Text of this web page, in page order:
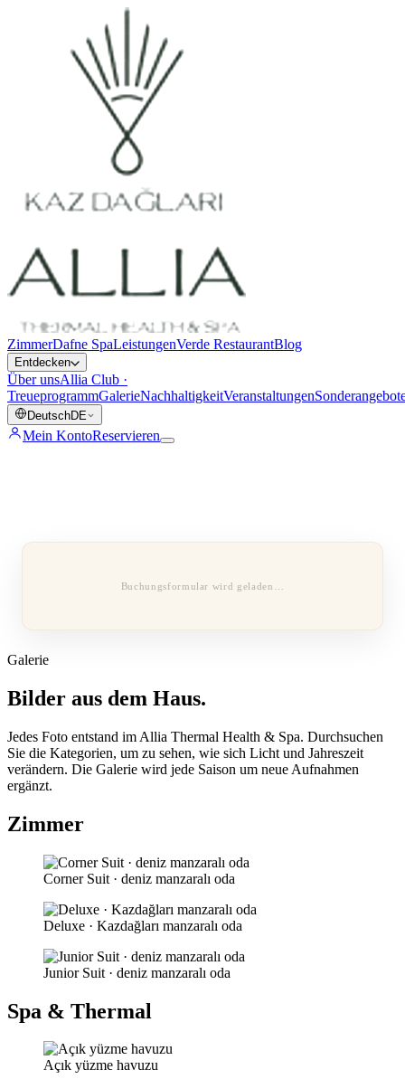
ZimmerDafne SpaLeistungenVerde RestaurantBlog
Entdecken
Über unsAllia Club ·
TreueprogrammGalerieNachhaltigkeitVeranstaltungen
DeutschDE
Mein KontoReservieren
Buchungsformular wird geladen…
Galerie
Bilder aus dem Haus.
Jedes Foto entstand im Allia Thermal Health & Spa. Durchsuchen
Sie die Kategorien, um zu sehen, wie sich Licht und Jahreszeit
verändern. Die Galerie wird jede Saison um neue Aufnahmen
ergänzt.
Zimmer
Corner Suit · deniz manzaralı oda
Deluxe · Kazdağları manzaralı oda
Junior Suit · deniz manzaralı oda
Spa & Thermal
Açık yüzme havuzu